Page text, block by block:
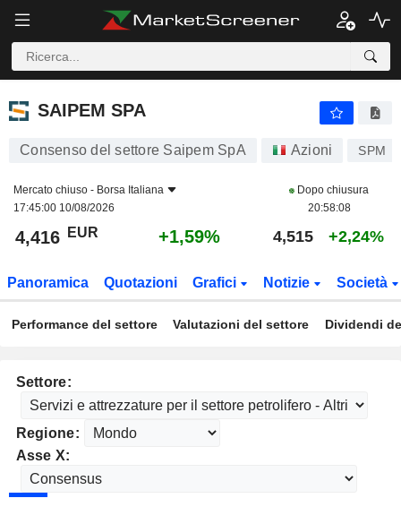
SAIPEM SPA
SAIPEM SPA
Consenso del settore Saipem SpA Azioni SPM
Mercato chiuso - Borsa Italiana
17:45:00 10/08/2026
Dopo chiusura
20:58:08
4,416 EUR +1,59% 4,515 +2,24%
Panoramica Quotazioni Grafici Notizie Società
Performance del settore Valutazioni del settore Dividendi
Settore:
Regione:
Asse X: